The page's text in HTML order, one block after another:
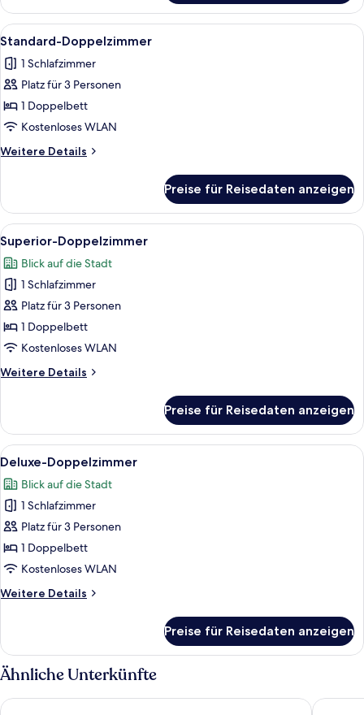
Alle
Fotos
für
Standard-
Doppelzimmer
anzeigen
Ein kleines Hotelzimmer mit einem
7
Standard-Doppelzimmer
1 Schlafzimmer
Platz für 3 Personen
1 Doppelbett
Kostenloses WLAN
Weitere Details
Weitere
Doppelzimmer
Preise für Reisedaten anzeigen
Alle
Fotos
für
Superior-
Doppelzimmer
anzeigen
Ein modernes Hotelzimmer mit
8
Superior-Doppelzimmer
Blick auf die Stadt
1 Schlafzimmer
Platz für 3 Personen
1 Doppelbett
Kostenloses WLAN
Weitere Details
Weitere
Doppelzimmer
Preise für Reisedaten anzeigen
Alle
Fotos
für
Deluxe-
Doppelzimmer
anzeigen
Ein modernes Hotelzimmer mit
11
Deluxe-Doppelzimmer
Blick auf die Stadt
1 Schlafzimmer
Platz für 3 Personen
1 Doppelbett
Kostenloses WLAN
Weitere Details
Weitere
Doppelzimmer
Preise für Reisedaten anzeigen
Ähnliche Unterkünfte
Dorsett Tsuen Wan, Hong Kong Panda